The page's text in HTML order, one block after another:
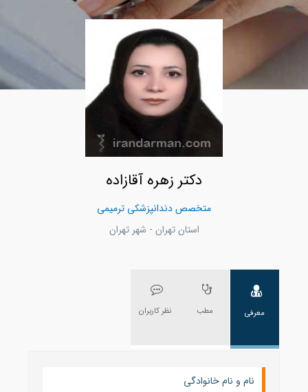
دکتر زهره آقازاده
متخصص دندانپزشکی ترمیمی
استان تهران - شهر تهران
معرفی مطب نظر کاربران
نام و نام خانوادگی